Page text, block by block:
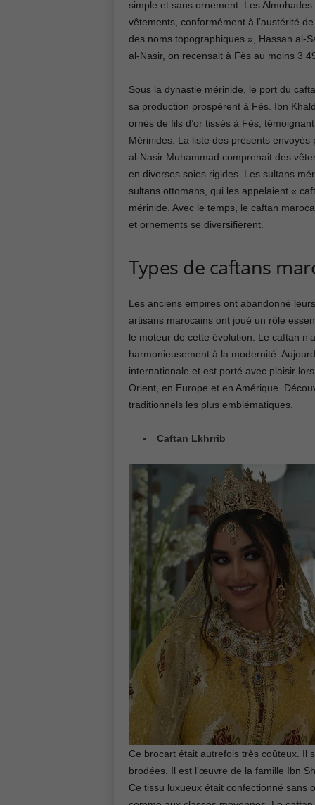
simple et sans ornement. Les
vêtements, conformément à l’austérité
des noms topographiques », Hassan al-
al-Nasir, on recensait à Fès au moins 3
Sous la dynastie mérinide, le port du
sa production prospèrent à Fès. Ibn
ornés de fils d’or tissés à Fès,
Mérinides. La liste des présents
al-Nasir Muhammad comprenait des
en diverses soies rigides. Les sultans
sultans ottomans, qui les appelaient «
mérinide. Avec le temps, le caftan
et ornements se diversifièrent.
Types de caftans
Les anciens empires ont abandonné
artisans marocains ont joué un rôle
le moteur de cette évolution. Le caftan
harmonieusement à la modernité.
internationale et est porté avec plaisir
Orient, en Europe et en Amérique.
traditionnels les plus emblématiques.
Caftan Lkhrrib
Ce brocart était autrefois très coûteux. Il
brodées. Il est l’œuvre de la famille Ibn
Ce tissu luxueux était confectionné sans